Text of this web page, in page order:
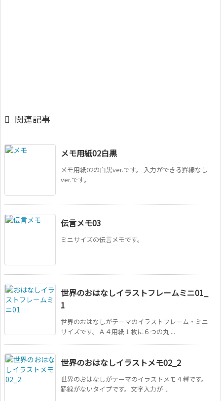
 関連記事
メモ用紙02白黒
メモ用紙02の白黒ver.です。 入力ができる罫線なし
ver.です。
伝言メモ03
ミニサイズの伝言メモです。
世界のおはなしイラストフレームミニ01_
1
世界のおはなしがテーマのイラストフレーム・ミニ
サイズです。Ａ４用紙１枚に６つの丸 ...
世界のおはなしイラストメモ02_2
世界のおはなしがテーマのイラストメモ４種です。
罫線がないタイプです。文字入力が ...